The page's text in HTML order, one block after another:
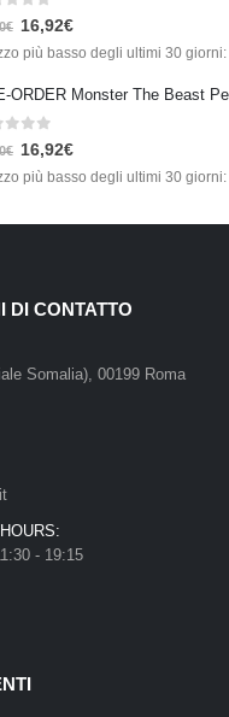
5
€ 16,92€
più basso degli ultimi 30 giorni:
5
€ 16,92€
più basso degli ultimi 30 giorni:
DI CONTATTO
Somalia), 00199 Roma
- 19:15